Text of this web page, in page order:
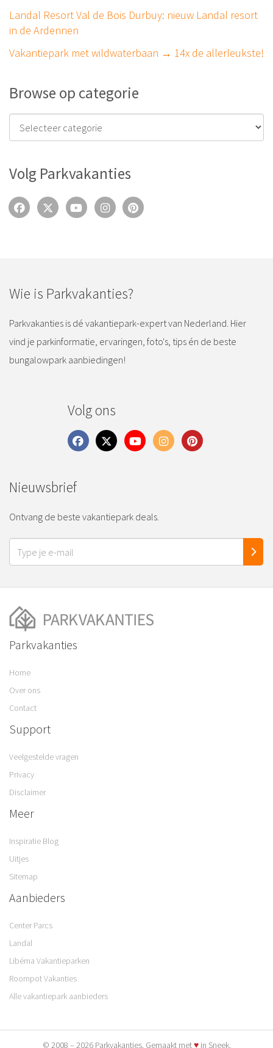
Landal Resort Val de Bois Durbuy: nieuw Landal resort
in de Ardennen
Vakantiepark met wildwaterbaan → 14x de allerleukste!
Browse op categorie
Volg Parkvakanties
Wie is Parkvakanties?
Parkvakanties is dé vakantiepark-expert van Nederland. Hier
vind je parkinformatie, ervaringen, foto's, tips én de beste
bungalowpark aanbiedingen!
Volg ons
Nieuwsbrief
Ontvang de beste vakantiepark deals.
Parkvakanties
Home
Over ons
Contact
Support
Veelgestelde vragen
Privacy
Disclaimer
Meer
Inspiratie Blog
Uitjes
Sitemap
Aanbieders
Center Parcs
Landal
Libéma Vakantieparken
Roompot Vakanties
Alle vakantiepark aanbieders
© 2008 – 2026 Parkvakanties. Gemaakt met♥in Sneek.